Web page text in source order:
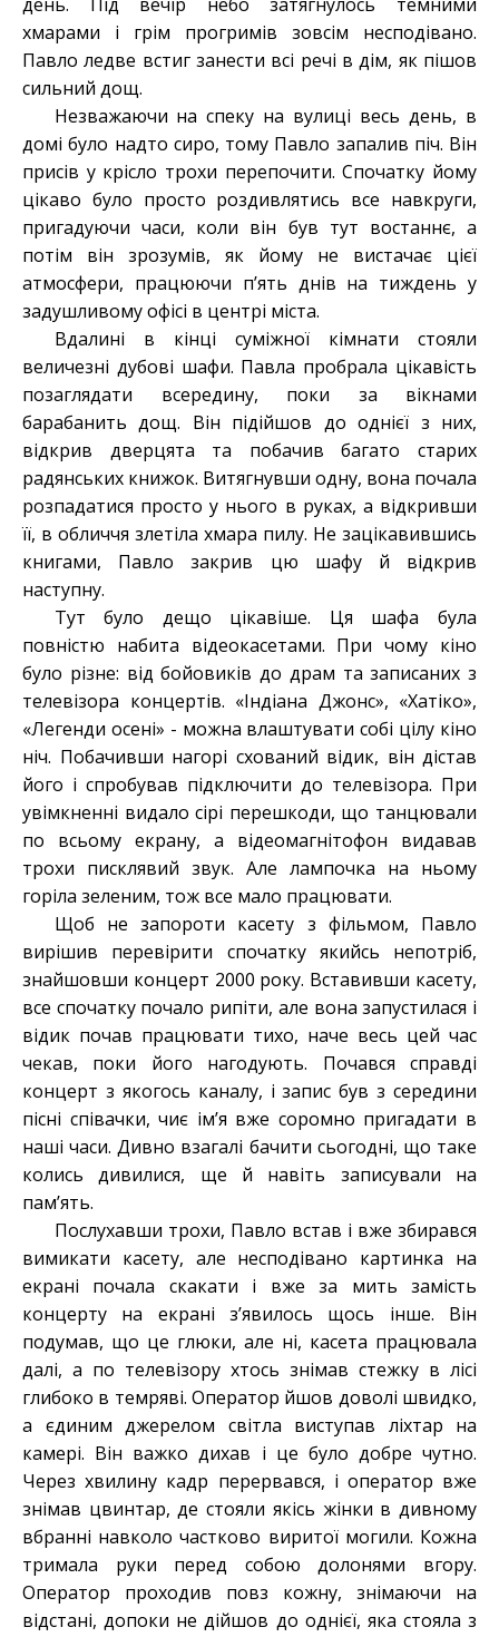
день. Під вечір небо затягнулось темними
хмарами і грім прогримів зовсім несподівано.
Павло ледве встиг занести всі речі в дім, як пішов
сильний дощ.
Незважаючи на спеку на вулиці весь день, в
домі було надто сиро, тому Павло запалив піч. Він
присів у крісло трохи перепочити. Спочатку йому
цікаво було просто роздивлятись все навкруги,
пригадуючи часи, коли він був тут востаннє, а
потім він зрозумів, як йому не вистачає цієї
атмосфери, працюючи п’ять днів на тиждень у
задушливому офісі в центрі міста.
Вдалині в кінці суміжної кімнати стояли
величезні дубові шафи. Павла пробрала цікавість
позаглядати всередину, поки за вікнами
барабанить дощ. Він підійшов до однієї з них,
відкрив дверцята та побачив багато старих
радянських книжок. Витягнувши одну, вона почала
розпадатися просто у нього в руках, а відкривши
її, в обличчя злетіла хмара пилу. Не зацікавившись
книгами, Павло закрив цю шафу й відкрив
наступну.
Тут було дещо цікавіше. Ця шафа була
повністю набита відеокасетами. При чому кіно
було різне: від бойовиків до драм та записаних з
телевізора концертів. «Індіана Джонс», «Хатіко»,
«Легенди осені» - можна влаштувати собі цілу кіно
ніч. Побачивши нагорі схований відик, він дістав
його і спробував підключити до телевізора. При
увімкненні видало сірі перешкоди, що танцювали
по всьому екрану, а відеомагнітофон видавав
трохи писклявий звук. Але лампочка на ньому
горіла зеленим, тож все мало працювати.
Щоб не запороти касету з фільмом, Павло
вирішив перевірити спочатку якийсь непотріб,
знайшовши концерт 2000 року. Вставивши касету,
все спочатку почало рипіти, але вона запустилася і
відик почав працювати тихо, наче весь цей час
чекав, поки його нагодують. Почався справді
концерт з якогось каналу, і запис був з середини
пісні співачки, чиє ім’я вже соромно пригадати в
наші часи. Дивно взагалі бачити сьогодні, що таке
колись дивилися, ще й навіть записували на
пам’ять.
Послухавши трохи, Павло встав і вже збирався
вимикати касету, але несподівано картинка на
екрані почала скакати і вже за мить замість
концерту на екрані з’явилось щось інше. Він
подумав, що це глюки, але ні, касета працювала
далі, а по телевізору хтось знімав стежку в лісі
глибоко в темряві. Оператор йшов доволі швидко,
а єдиним джерелом світла виступав ліхтар на
камері. Він важко дихав і це було добре чутно.
Через хвилину кадр перервався, і оператор вже
знімав цвинтар, де стояли якісь жінки в дивному
вбранні навколо частково виритої могили. Кожна
тримала руки перед собою долонями вгору.
Оператор проходив повз кожну, знімаючи на
відстані, допоки не дійшов до однієї, яка стояла з